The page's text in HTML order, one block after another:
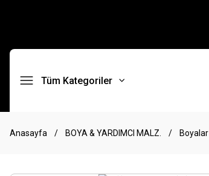
Tüm Kategoriler
Anasayfa BOYA & YARDIMCI MALZ. Boyalar